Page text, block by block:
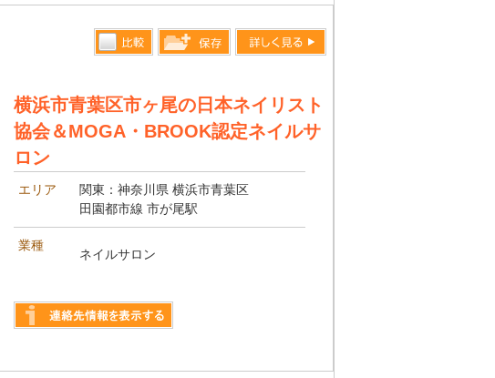
る
トへ登録
します
横浜市青葉区市ヶ尾の日本ネイリスト
協会＆MOGA・BROOK認定ネイルサ
ロン
エリア
関東：神奈川県 横浜市青葉区
田園都市線 市が尾駅
業種
ネイルサロン